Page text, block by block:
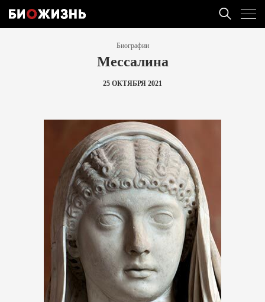
Биографии
Мессалина
25 ОКТЯБРЯ 2021